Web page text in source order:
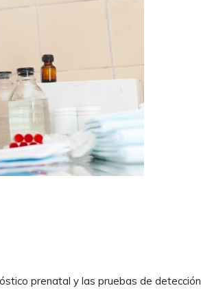
prenatal y las pruebas de detección